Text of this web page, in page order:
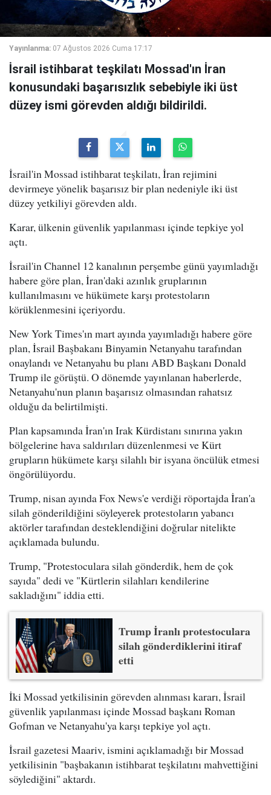
Yayınlanma: 07 Ağustos 2026 Cuma 17:17
İsrail istihbarat teşkilatı Mossad'ın İran
konusundaki başarısızlık sebebiyle iki üst
düzey ismi görevden aldığı bildirildi.
İsrail'in Mossad istihbarat teşkilatı, İran rejimini
devirmeye yönelik başarısız bir plan nedeniyle iki üst
düzey yetkiliyi görevden aldı.
Karar, ülkenin güvenlik yapılanması içinde tepkiye yol
açtı.
İsrail'in Channel 12 kanalının perşembe günü yayımladığı
habere göre plan, İran'daki azınlık gruplarının
kullanılmasını ve hükümete karşı protestoların
körüklenmesini içeriyordu.
New York Times'ın mart ayında yayımladığı habere göre
plan, İsrail Başbakanı Binyamin Netanyahu tarafından
onaylandı ve Netanyahu bu planı ABD Başkanı Donald
Trump ile görüştü. O dönemde yayınlanan haberlerde,
Netanyahu'nun planın başarısız olmasından rahatsız
olduğu da belirtilmişti.
Plan kapsamında İran'ın Irak Kürdistanı sınırına yakın
bölgelerine hava saldırıları düzenlenmesi ve Kürt
grupların hükümete karşı silahlı bir isyana öncülük etmesi
öngörülüyordu.
Trump, nisan ayında Fox News'e verdiği röportajda İran'a
silah gönderildiğini söyleyerek protestoların yabancı
aktörler tarafından desteklendiğini doğrular nitelikte
açıklamada bulundu.
Trump, "Protestoculara silah gönderdik, hem de çok
sayıda" dedi ve "Kürtlerin silahları kendilerine
sakladığını" iddia etti.
Trump İranlı protestoculara
silah gönderdiklerini itiraf
etti
İki Mossad yetkilisinin görevden alınması kararı, İsrail
güvenlik yapılanması içinde Mossad başkanı Roman
Gofman ve Netanyahu'ya karşı tepkiye yol açtı.
İsrail gazetesi Maariv, ismini açıklamadığı bir Mossad
yetkilisinin "başbakanın istihbarat teşkilatını mahvettiğini
söylediğini" aktardı.